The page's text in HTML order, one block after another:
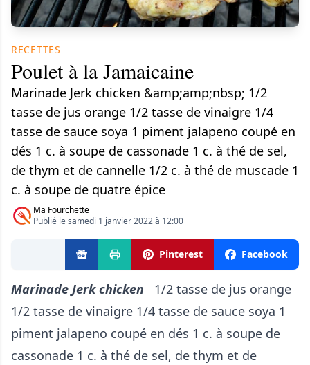
RECETTES
Poulet à la Jamaicaine
Marinade Jerk chicken &amp;amp;nbsp; 1/2
tasse de jus orange 1/2 tasse de vinaigre 1/4
tasse de sauce soya 1 piment jalapeno coupé en
dés 1 c. à soupe de cassonade 1 c. à thé de sel,
de thym et de cannelle 1/2 c. à thé de muscade 1
c. à soupe de quatre épice
Ma Fourchette
Publié le samedi 1 janvier 2022 à 12:00
Pinterest Facebook
Marinade Jerk chicken 1/2 tasse de jus orange
1/2 tasse de vinaigre 1/4 tasse de sauce soya 1
piment jalapeno coupé en dés 1 c. à soupe de
cassonade 1 c. à thé de sel, de thym et de